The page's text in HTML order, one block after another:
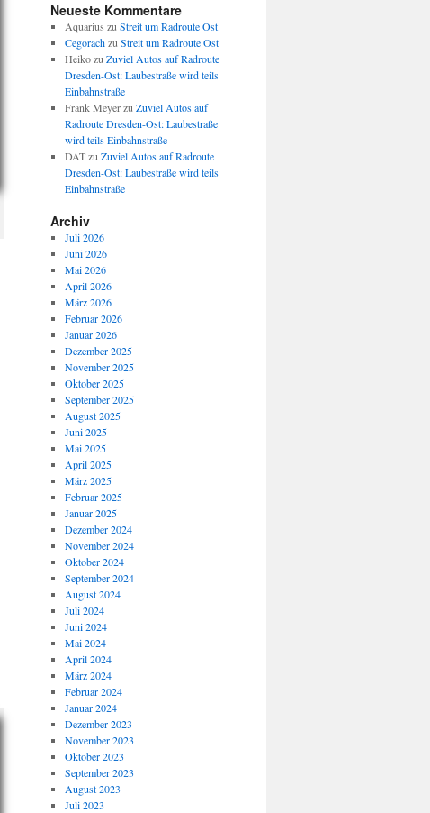
Neueste Kommentare
Aquarius zu Streit um Radroute Ost
Cegorachzu Streit um Radroute Ost
Heikozu Zuviel Autos auf Radroute
Dresden-Ost: Laubestraße wird teils
Einbahnstraße
Frank Meyerzu Zuviel Autos auf
Radroute Dresden-Ost: Laubestraße
wird teils Einbahnstraße
DATzu Zuviel Autos auf Radroute
Dresden-Ost: Laubestraße wird teils
Einbahnstraße
Archiv
Juli 2026
Juni 2026
Mai 2026
April 2026
März 2026
Februar 2026
Januar 2026
Dezember 2025
November 2025
Oktober 2025
September 2025
August 2025
Juni 2025
Mai 2025
April 2025
März 2025
Februar 2025
Januar 2025
Dezember 2024
November 2024
Oktober 2024
September 2024
August 2024
Juli 2024
Juni 2024
Mai 2024
April 2024
März 2024
Februar 2024
Januar 2024
Dezember 2023
November 2023
Oktober 2023
September 2023
August 2023
Juli 2023